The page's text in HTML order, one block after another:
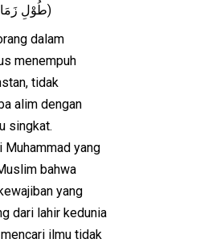
6. Waktu yang lama (طُوْلِ زَمَانٍ)
dalam
menempuh
tidak
alim dengan
singkat.
Muhammad yang
bahwa
yang
dari lahir kedunia
ilmu tidak